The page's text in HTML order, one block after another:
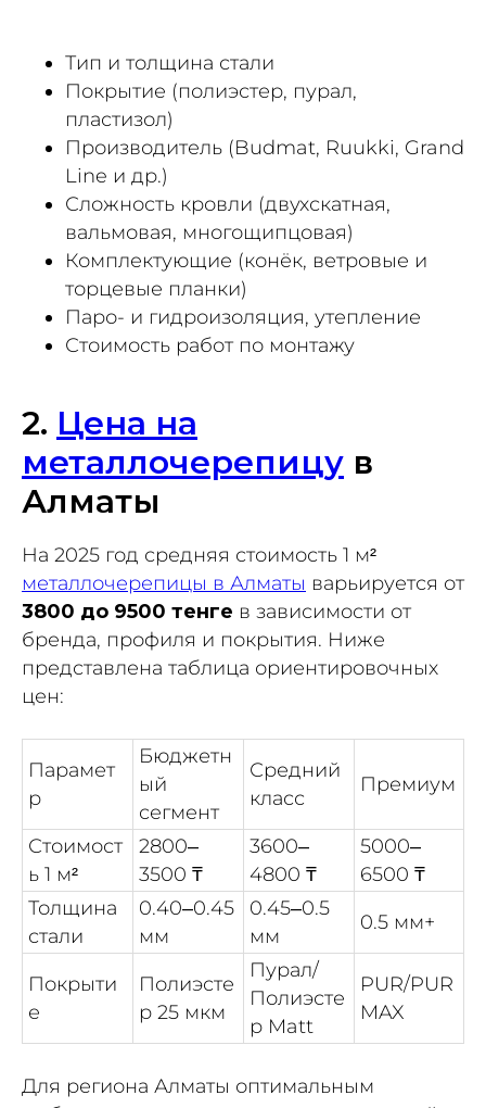
Тип и толщина стали
Покрытие (полиэстер, пурал,
пластизол)
Производитель (Budmat, Ruukki, Grand
Line и др.)
Сложность кровли (двухскатная,
вальмовая, многощипцовая)
Комплектующие (конёк, ветровые и
торцевые планки)
Паро- и гидроизоляция, утепление
Стоимость работ по монтажу
2. Цена на
металлочерепицу в
Алматы
На 2025 год средняя стоимость 1 м²
металлочерепицы в Алматы варьируется от
3800 до 9500 тенге в зависимости от
бренда, профиля и покрытия. Ниже
представлена таблица ориентировочных
цен:
Парамет
р
Бюджетн
ый
сегмент
Средний
класс
Премиум
Стоимост
ь 1 м²
2800–
3500 ₸
3600–
4800 ₸
5000–
6500 ₸
Толщина
стали
0.40–0.45
мм
0.45–0.5
мм
0.5 мм+
Покрыти
е
Полиэсте
р 25 мкм
Пурал/
Полиэсте
р Matt
PUR/PUR
MAX
Для региона Алматы оптимальным